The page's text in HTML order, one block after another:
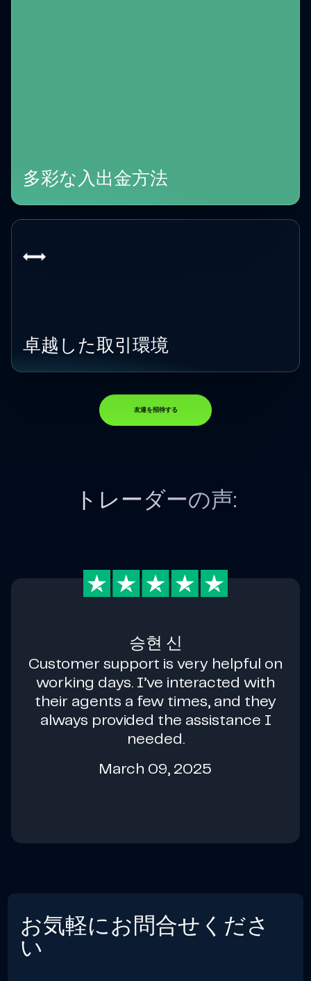
多彩な入出金方法
卓越した取引環境
友達を招待する
トレーダーの声:
승현 신
Customer support is very helpful on
working days. I’ve interacted with
their agents a few times, and they
always provided the assistance I
needed.
March 09, 2025
お気軽にお問合せくださ
い